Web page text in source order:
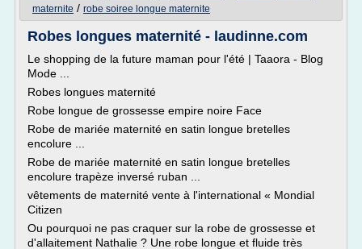
maternite / robe soiree longue maternite
Robes longues maternité - laudinne.com
Le shopping de la future maman pour l'été | Taaora - Blog
Mode ...
Robes longues maternité
Robe longue de grossesse empire noire Face
Robe de mariée maternité en satin longue bretelles
encolure ...
Robe de mariée maternité en satin longue bretelles
encolure trapèze inversé ruban ...
vêtements de maternité vente à l'international « Mondial
Citizen
Ou pourquoi ne pas craquer sur la robe de grossesse et
d'allaitement Nathalie ? Une robe longue et fluide très